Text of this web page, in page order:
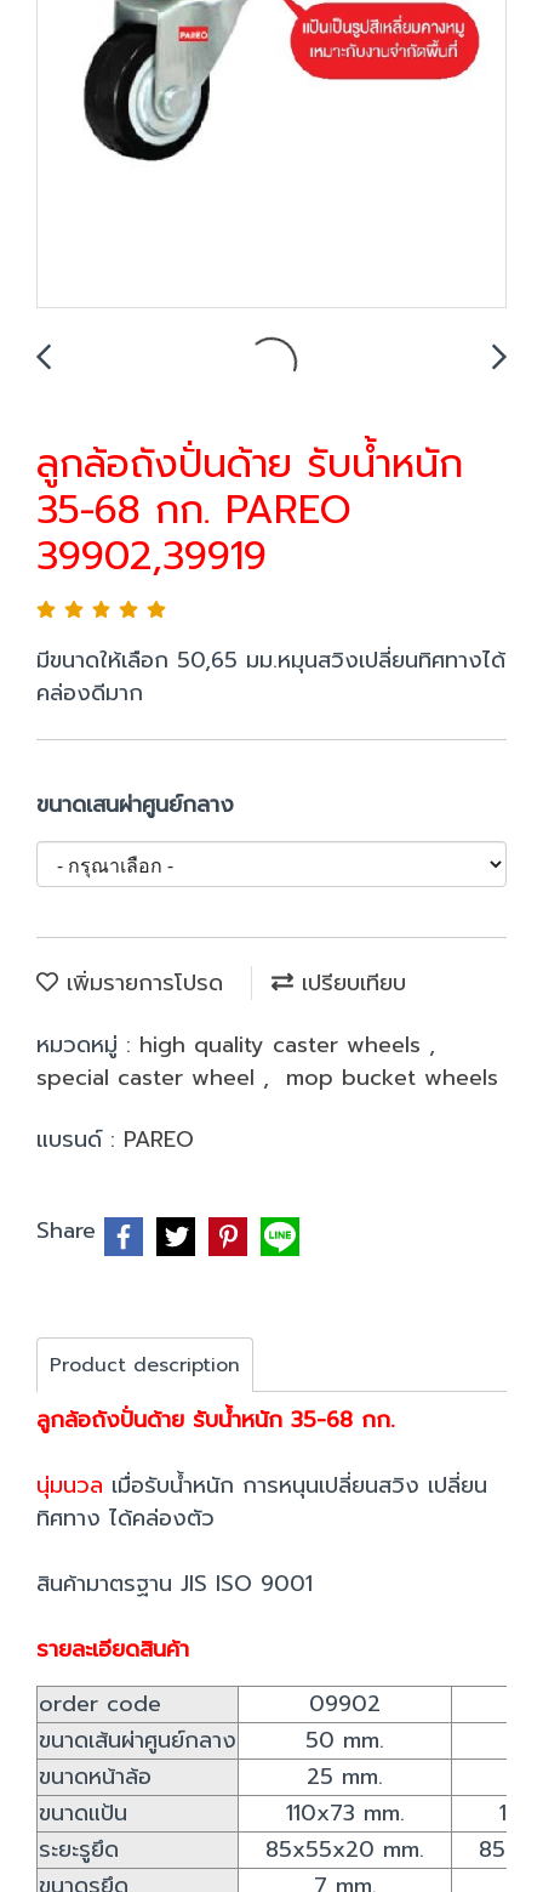
ลูกล้อถังปั่นด้าย รับน้ำหนัก
35-68 กก. PAREO
39902,39919
มีขนาดให้เลือก 50,65 มม.หมุนสวิงเปลี่ยนทิศทางได้
คล่องดีมาก
ขนาดเสนผ่าศูนย์กลาง
เพิ่มรายการโปรด
เปรียบเทียบ
หมวดหมู่ : high quality caster wheels ,
special caster wheel , mop bucket wheels
แบรนด์ : PAREO
Share
Product description
ลูกล้อถังปั่นด้าย รับน้ำหนัก 35-68 กก.
นุ่มนวล เมื่อรับน้ำหนัก การหนุนเปลี่ยนสวิง เปลี่ยน
ทิศทาง ได้คล่องตัว
สินค้ามาตรฐาน JIS ISO 9001
รายละเอียดสินค้า
order code
09902
ขนาดเส้นผ่าศูนย์กลาง
50 mm.
ขนาดหน้าล้อ
25 mm.
ขนาดแป้น
110x73 mm.
ระยะรูยึด
85x55x20 mm.